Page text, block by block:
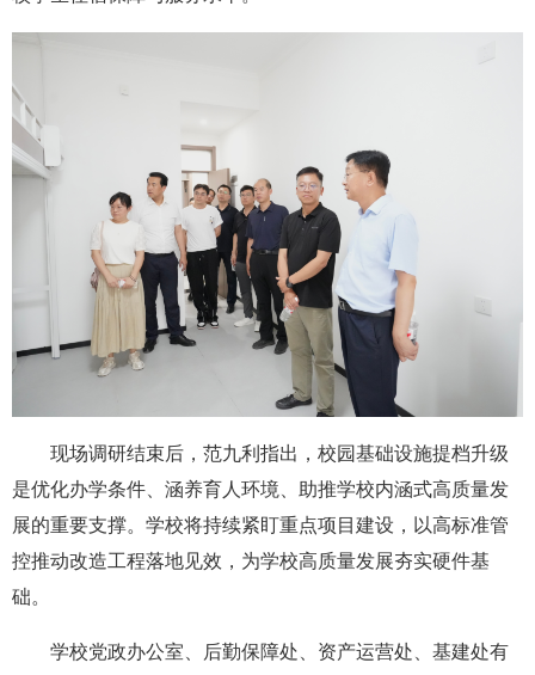
现场调研结束后，范九利指出，校园基础设施提档升级
是优化办学条件、涵养育人环境、助推学校内涵式高质量发
展的重要支撑。学校将持续紧盯重点项目建设，以高标准管
控推动改造工程落地见效，为学校高质量发展夯实硬件基
础。
学校党政办公室、后勤保障处、资产运营处、基建处有